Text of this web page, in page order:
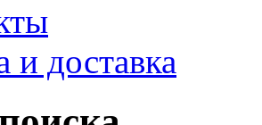
и доставка